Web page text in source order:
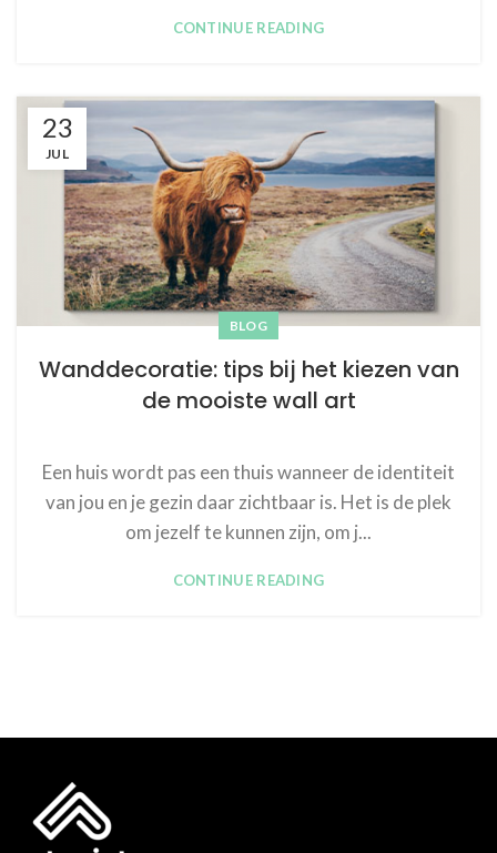
CONTINUE READING
23
JUL
BLOG
Wanddecoratie: tips bij het kiezen van
de mooiste wall art
Een huis wordt pas een thuis wanneer de identiteit
van jou en je gezin daar zichtbaar is. Het is de plek
om jezelf te kunnen zijn, om j...
CONTINUE READING